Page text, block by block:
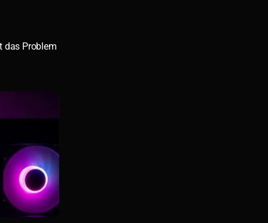
das Problem